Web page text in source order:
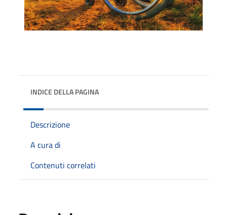
INDICE DELLA PAGINA
Descrizione
A cura di
Contenuti correlati